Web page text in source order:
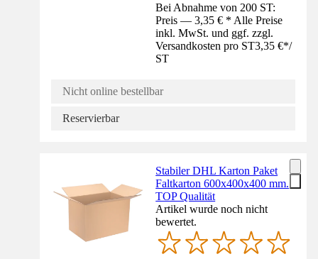
Bei Abnahme von 200 ST:
Preis — 3,35 € * Alle Preise
inkl. MwSt. und ggf. zzgl.
Versandkosten pro ST3,35 €*/
ST
Nicht online bestellbar
Reservierbar
Stabiler DHL Karton Paket
Faltkarton 600x400x400 mm.
TOP Qualität
Artikel wurde noch nicht
bewertet.